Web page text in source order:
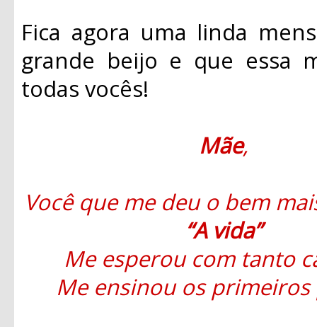
Fica agora uma linda
grande beijo e que essa
todas vocês!
Mãe,
Você que me deu o bem
“A vida”
Me esperou com tanto
Me ensinou os primeiros